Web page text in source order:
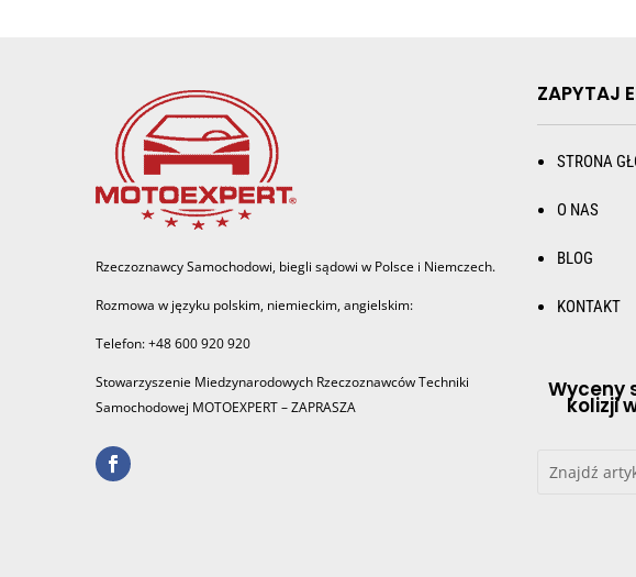
Rzeczoznawcy Samochodowi, biegli sądowi w Polsce i Niemczech.
Rozmowa w języku polskim, niemieckim, angielskim:
Telefon: +48 600 920 920
Stowarzyszenie Miedzynarodowych Rzeczoznawców Techniki
Samochodowej MOTOEXPERT – ZAPRASZA
ZAPYTAJ
STRONA
O NAS
BLOG
KONTAKT
Wyceny
kolizji